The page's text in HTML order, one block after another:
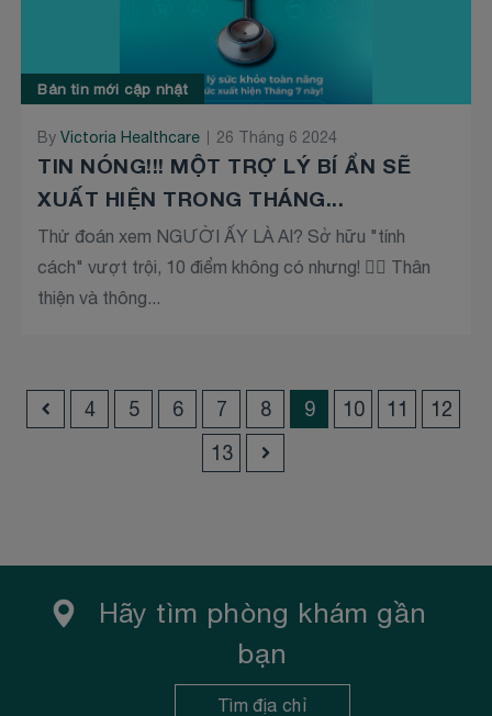
Bản tin mới cập nhật
ByVictoria Healthcare 26 Tháng 6 2024
TIN NÓNG!!! MỘT TRỢ LÝ BÍ ẨN SẼ
XUẤT HIỆN TRONG THÁNG...
Thử đoán xem NGƯỜI ẤY LÀ AI? Sở hữu "tính
cách" vượt trội, 10 điểm không có nhưng! 🙆‍♂️ Thân
thiện và thông...
4 5 6 7 8 9 10 11
12
13
Hãy tìm phòng khám gần
bạn
Tìm địa chỉ